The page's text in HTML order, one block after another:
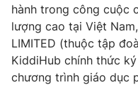
VTV Money
VTV Sức khoẻ
hành trong công cuộc
lượng cao tại Việt
LIMITED (thuộc tập
KiddiHub chính thức
chương trình giáo dục